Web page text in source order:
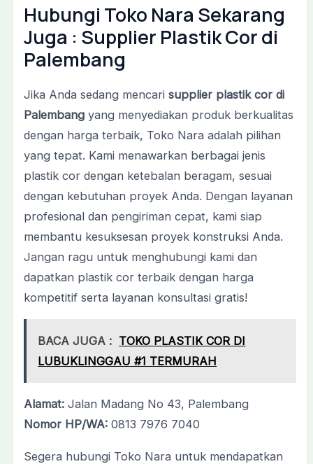
Hubungi Toko Nara Sekarang
Juga : Supplier Plastik Cor di
Palembang
Jika Anda sedang mencari supplier plastik cor di
Palembangyang menyediakan produk berkualitas
dengan harga terbaik, Toko Nara adalah pilihan
yang tepat. Kami menawarkan berbagai jenis
plastik cor dengan ketebalan beragam, sesuai
dengan kebutuhan proyek Anda. Dengan layanan
profesional dan pengiriman cepat, kami siap
membantu kesuksesan proyek konstruksi Anda.
Jangan ragu untuk menghubungi kami dan
dapatkan plastik cor terbaik dengan harga
kompetitif serta layanan konsultasi gratis!
BACA JUGA : TOKO PLASTIK COR DI
LUBUKLINGGAU #1 TERMURAH
Alamat:Jalan Madang No 43, Palembang
Nomor HP/WA:0813 7976 7040
Segera hubungi Toko Nara untuk mendapatkan